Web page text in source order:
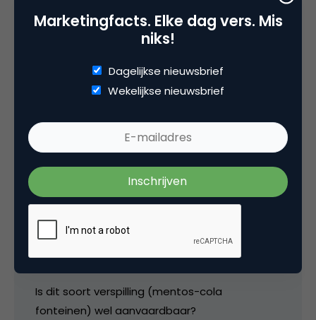
31 augustus 2007 om 06:48
Nathalie
algemene thematiek van Marketingfacts valt,
maar als je bedenkt dat voor elke liter Coca
Cola die van de band komt, er gemiddeld 2,7
drinkwater nodig is (in de Indiase fabrieken
zelfs 4 liter)…
Is dit soort verspilling (mentos-cola
fonteinen) wel aanvaardbaar?
Marketingfacts. Elke dag vers. Mis
niks!
Dagelijkse nieuwsbrief
Wekelijkse nieuwsbrief